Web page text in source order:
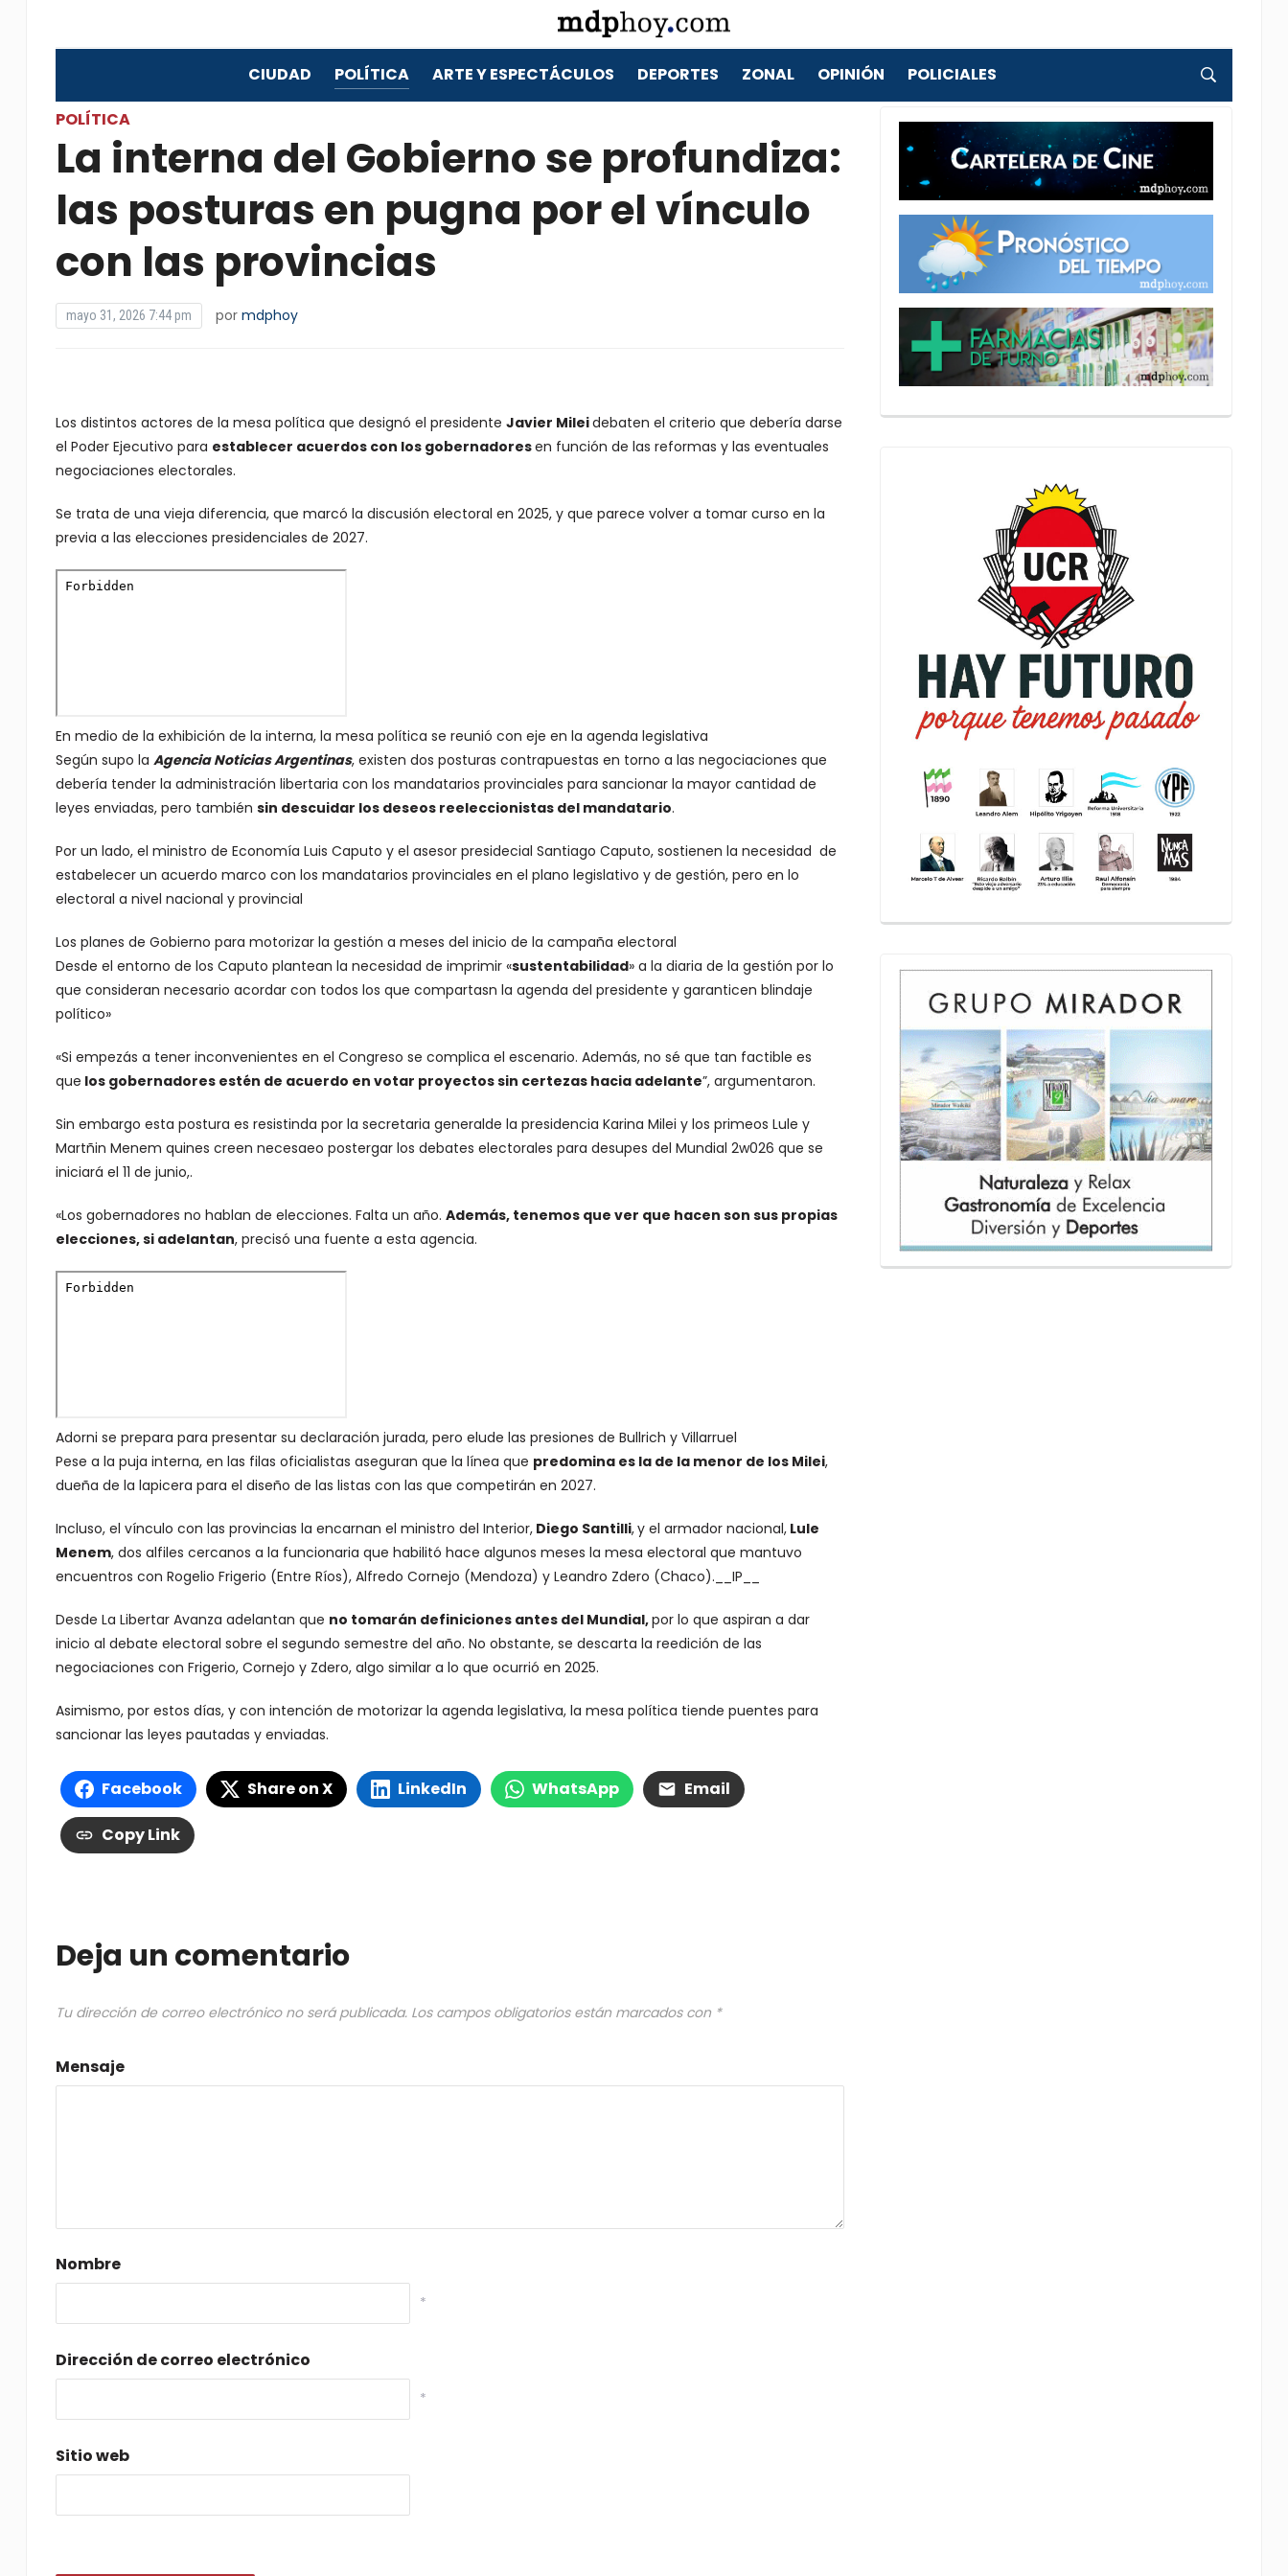
CIUDAD POLÍTICA ARTE Y ESPECTÁCULOS DEPORTES ZONAL OPINIÓN POLICIALES
POLÍTICA
La interna del Gobierno se profundiza:
las posturas en pugna por el vínculo
con las provincias
mayo 31, 2026 7:44 pm por mdphoy
Los distintos actores de la mesa política que designó el presidente Javier Mileidebaten el criterio que debería darse
el Poder Ejecutivo para establecer acuerdos con los gobernadoresen función de las reformas y las eventuales
negociaciones electorales.
Se trata de una vieja diferencia, que marcó la discusión electoral en 2025, y que parece volver a tomar curso en la
previa a las elecciones presidenciales de 2027.
En medio de la exhibición de la interna, la mesa política se reunió con eje en la agenda legislativa
Según supo la Agencia Noticias Argentinas, existen dos posturas contrapuestas en torno a las negociaciones que
debería tender la administración libertaria con los mandatarios provinciales para sancionar la mayor cantidad de
leyes enviadas, pero también sin descuidar los deseos reeleccionistas del mandatario.
Por un lado, el ministro de Economía Luis Caputo y el asesor presidecial Santiago Caputo, sostienen la necesidad de
estabelecer un acuerdo marco con los mandatarios provinciales en el plano legislativo y de gestión, pero en lo
electoral a nivel nacional y provincial
Los planes de Gobierno para motorizar la gestión a meses del inicio de la campaña electoral
Desde el entorno de los Caputo plantean la necesidad de imprimir «sustentabilidad» a la diaria de la gestión por lo
que consideran necesario acordar con todos los que compartasn la agenda del presidente y garanticen blindaje
político»
«Si empezás a tener inconvenientes en el Congreso se complica el escenario. Además, no sé que tan factible es
que los gobernadores estén de acuerdo en votar proyectos sin certezas hacia adelante”, argumentaron.
Sin embargo esta postura es resistinda por la secretaria generalde la presidencia Karina Milei y los primeos Lule y
Martñin Menem quines creen necesaeo postergar los debates electorales para desupes del Mundial 2w026 que se
iniciará el 11 de junio,.
«Los gobernadores no hablan de elecciones. Falta un año. Además, tenemos que ver que hacen son sus propias
elecciones, si adelantan, precisó una fuente a esta agencia.
Adorni se prepara para presentar su declaración jurada, pero elude las presiones de Bullrich y Villarruel
Pese a la puja interna, en las filas oficialistas aseguran que la línea que predomina es la de la menor de los Milei,
dueña de la lapicera para el diseño de las listas con las que competirán en 2027.
Incluso, el vínculo con las provincias la encarnan el ministro del Interior,Diego Santilli,y el armador nacional,Lule
Menem, dos alfiles cercanos a la funcionaria que habilitó hace algunos meses la mesa electoral que mantuvo
encuentros con Rogelio Frigerio (Entre Ríos), Alfredo Cornejo (Mendoza) y Leandro Zdero (Chaco). __IP__
Desde La Libertar Avanza adelantan que no tomarán definiciones antes del Mundial,por lo que aspiran a dar
inicio al debate electoral sobre el segundo semestre del año. No obstante, se descarta la reedición de las
negociaciones con Frigerio, Cornejo y Zdero, algo similar a lo que ocurrió en 2025.
Asimismo, por estos días, y con intención de motorizar la agenda legislativa, la mesa política tiende puentes para
sancionar las leyes pautadas y enviadas.
Facebook Share on X LinkedIn WhatsApp Email
Copy Link
Deja un comentario
Tu dirección de correo electrónico no será publicada. Los campos obligatorios están marcados con *
Mensaje
Nombre
*
Dirección de correo electrónico
*
Sitio web